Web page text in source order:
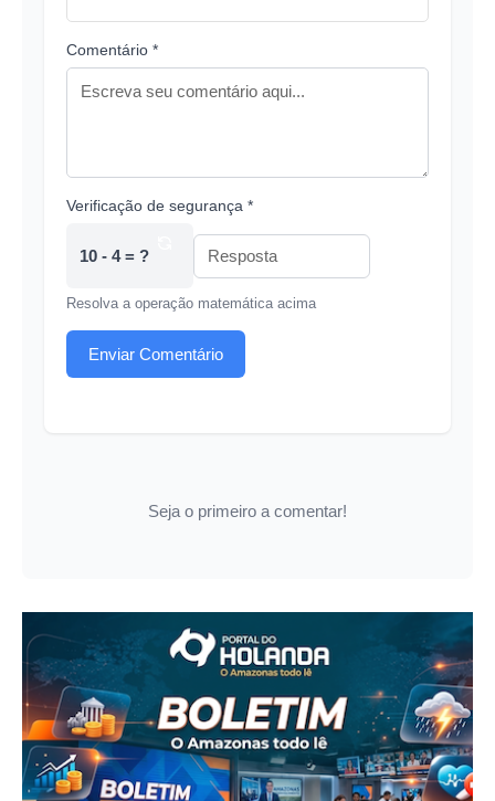
Comentário *
Verificação de segurança *
10 - 4 = ?
Resolva a operação matemática acima
Enviar Comentário
Seja o primeiro a comentar!